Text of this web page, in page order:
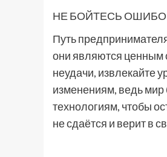
НЕ БОЙТЕСЬ
Путь
они являются ценным
неудачи, извлекайте
изменениям, ведь мир
технологиям, чтобы
не сдаётся и верит в